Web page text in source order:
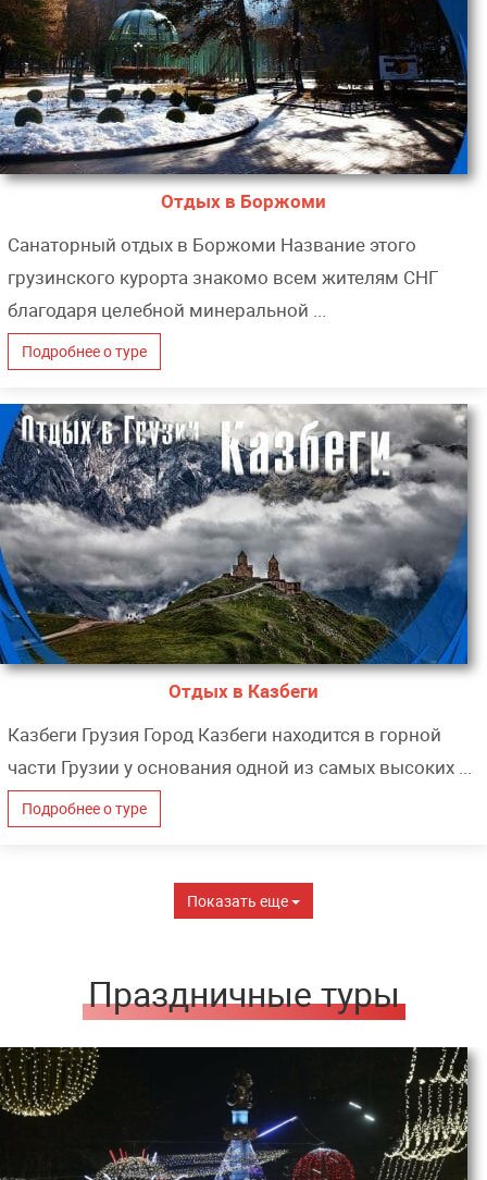
Отдых в Боржоми
Санаторный отдых в Боржоми Название этого
грузинского курорта знакомо всем жителям СНГ
благодаря целебной минеральной ...
Подробнее о туре
Отдых в Казбеги
Казбеги Грузия Город Казбеги находится в горной
части Грузии у основания одной из самых высоких ...
Подробнее о туре
Показать еще
Праздничные туры